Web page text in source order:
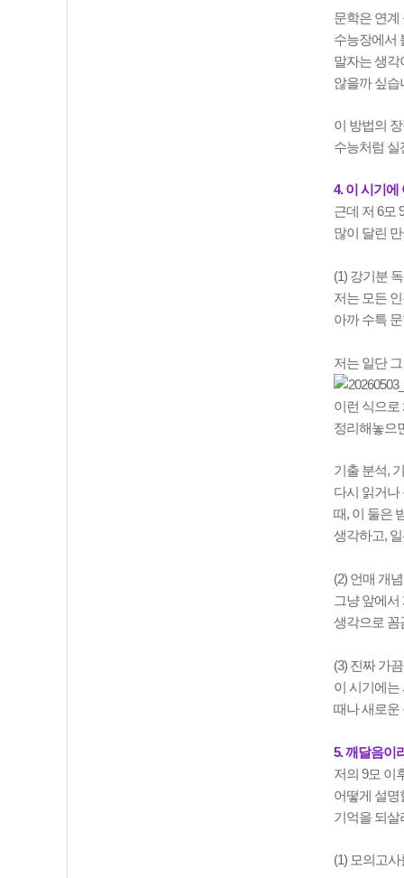
문학은 연계
수능장에서
말자는 생각
않을까 싶습
이 방법의
수능처럼 실
4. 이 시기에
근데 저 6모
많이 달린
(1) 강기분
저는 모든
아까 수특
저는 일단
이런 식으로
정리해놓으
기출 분석,
다시 읽거나
때, 이 둘은
생각하고,
(2) 언매 개
그냥 앞에
생각으로 꼼
(3) 진짜 가
이 시기에는
때나 새로운
5. 깨달음이
저의 9모 이
어떻게 설명
기억을 되살
(1) 모의고